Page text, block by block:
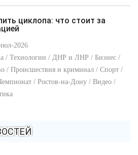
2026
/ Технологии / ДНР и ЛНР / Бизнес /
/ Происшествия и криминал / Спорт /
/ Ростов-на-Дону / Видео /